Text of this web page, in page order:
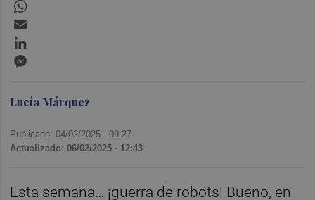
Lucía Márquez
Publicado: 04/02/2025 ·09:27
Actualizado: 06/02/2025 · 12:43
Esta semana… ¡guerra de robots! Bueno, en